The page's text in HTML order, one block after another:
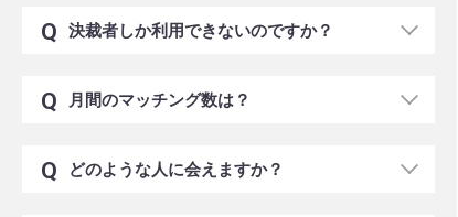
決裁者しか利用できないのですか？
月間のマッチング数は？
どのような人に会えますか？